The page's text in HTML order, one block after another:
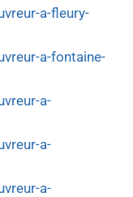
a-fleury-
a-fontaine-
a-
a-
a-